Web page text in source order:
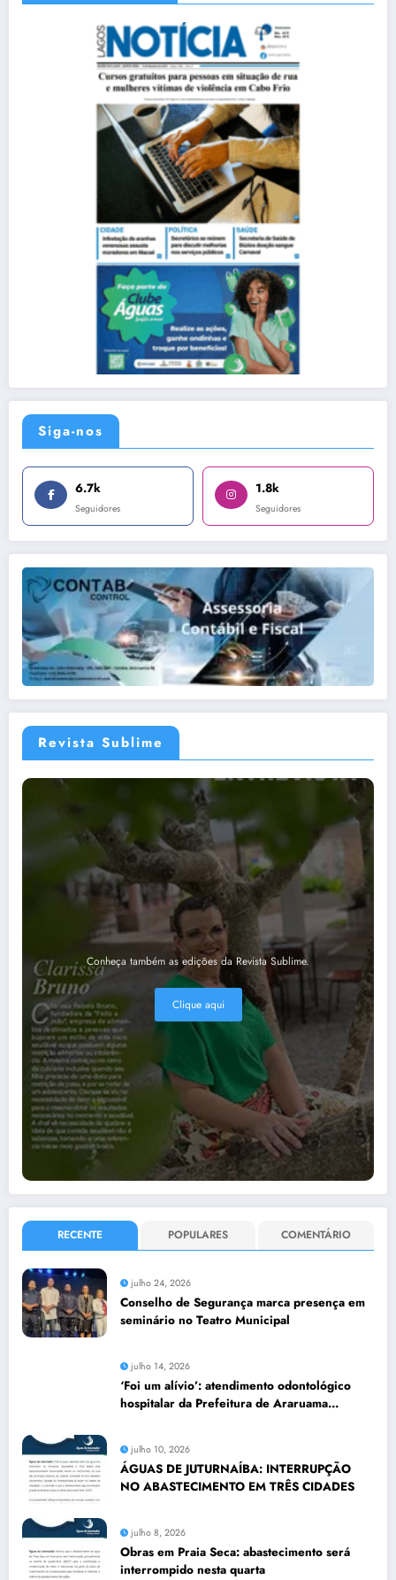
Siga-nos
6.7k
Seguidores
1.8k
Seguidores
Revista Sublime
Conheça também as edições da Revista Sublime.
Clique aqui
RECENTE POPULARES COMENTÁRIO
julho 24, 2026
Conselho de Segurança marca presença em
seminário no Teatro Municipal
julho 14, 2026
‘Foi um alívio’: atendimento odontológico
hospitalar da Prefeitura de Araruama
julho 10, 2026
ÁGUAS DE JUTURNAÍBA: INTERRUPÇÃO
NO ABASTECIMENTO EM TRÊS CIDADES
julho 8, 2026
Obras em Praia Seca: abastecimento será
interrompido nesta quarta